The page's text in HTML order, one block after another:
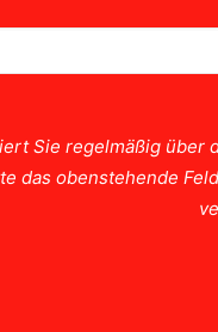
Sie regelmäßig
das obenstehende